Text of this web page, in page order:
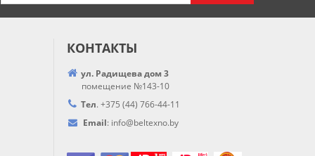
КОНТАКТЫ
ул. Радищева дом 3
помещение №143-10
Тел. +375 (44) 766-44-11
Email: info@beltexno.by